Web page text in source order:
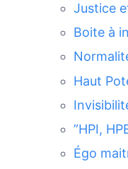
Justice
Boite à
Haut
”HPI,
Égo